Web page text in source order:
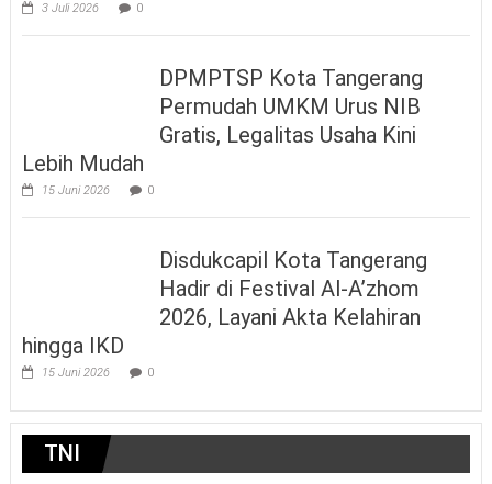
3 Juli 2026 0
DPMPTSP Kota Tangerang
Permudah UMKM Urus NIB
Gratis, Legalitas Usaha Kini
Lebih Mudah
15 Juni 2026 0
Disdukcapil Kota Tangerang
Hadir di Festival Al-A’zhom
2026, Layani Akta Kelahiran
hingga IKD
15 Juni 2026 0
TNI